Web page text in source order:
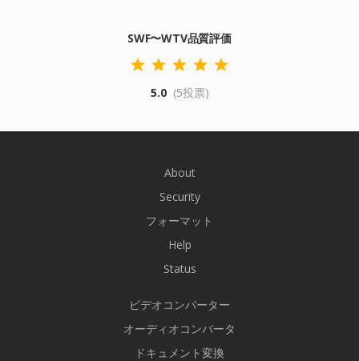
SWF〜WTV品質評価
5.0 (5投票)
About
Security
フォーマット
Help
Status
ビデオコンバーター
オーディオコンバータ
ドキュメント変換